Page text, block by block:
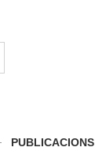
PUBLICACIONS